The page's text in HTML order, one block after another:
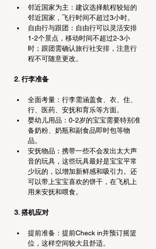
邻近国家为主：建议选择航程较短的
邻近国家，飞行时间不超过3小时。
自由行与跟团：自由行可以灵活安排
1-2个景点，移动时间不超过2-3小
时；跟团需确认旅行社安排，注意行
程不可随意更改。
2. 行李准备
全面考量：行李需涵盖食、衣、住、
行、医药、安抚和育乐等方面。
婴幼儿用品：0-2岁的宝宝需要特别准
备奶粉、奶瓶和副食品即时包等物
品。
安抚物品：携带一些不会发出太大声
音的玩具，这些玩具最好是宝宝平常
少玩的，以增加新鲜感和吸引力。还
可以带上宝宝喜欢的饼干，在飞机上
用来安抚和喂食。
3. 搭机应对
提前准备：提前Check in并预订摇篮
位，这样空间较大且舒适。